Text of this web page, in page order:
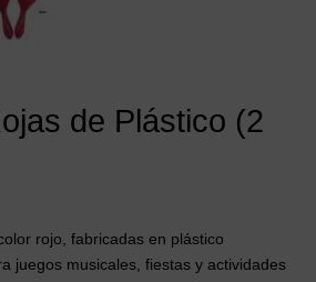
de Plástico (2
rojo, fabricadas en plástico
juegos musicales, fiestas y actividades